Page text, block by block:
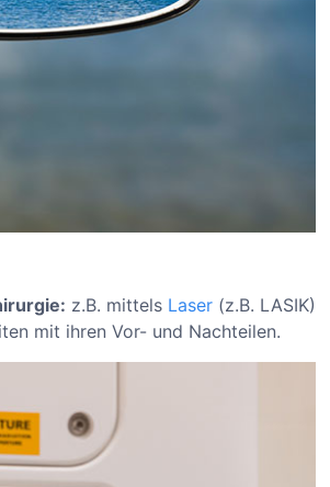
z.B. mittels Laser (z.B. LASIK)
mit ihren Vor- und Nachteilen.